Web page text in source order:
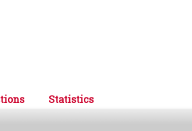
Statistics